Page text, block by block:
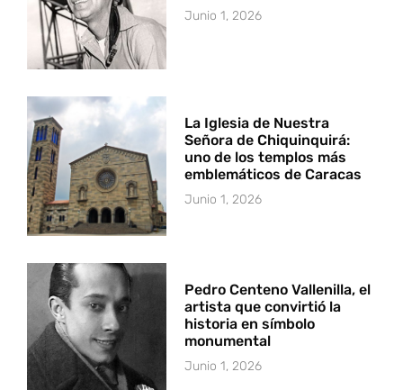
Junio 1, 2026
La Iglesia de Nuestra
Señora de Chiquinquirá:
uno de los templos más
emblemáticos de Caracas
Junio 1, 2026
Pedro Centeno Vallenilla, el
artista que convirtió la
historia en símbolo
monumental
Junio 1, 2026